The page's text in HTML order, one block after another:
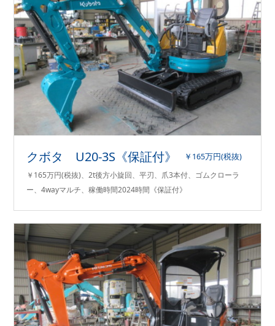
クボタ U20-3S《保証付》
￥165万円(税抜)
￥165万円(税抜)、2t後方小旋回、平刃、爪3本付、ゴムクローラ
ー、4wayマルチ、稼働時間2024時間《保証付》